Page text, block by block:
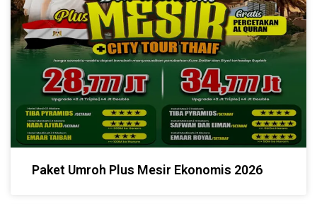
Paket Umroh Plus Mesir Ekonomis 2026